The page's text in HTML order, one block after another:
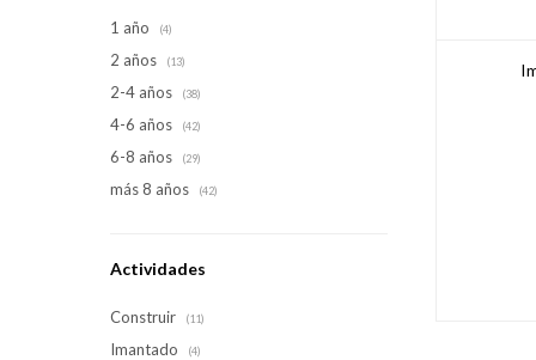
1 año (4)
2 años (13)
2-4 años (38)
4-6 años (42)
6-8 años (29)
más 8 años (42)
Actividades
Construir (11)
Imantado (4)